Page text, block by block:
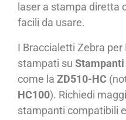
laser a stampa diretta
facili da usare.
I Braccialetti Zebra
stampati su
come la ZD510-HC
HC100). Richiedi
stampanti compatibili